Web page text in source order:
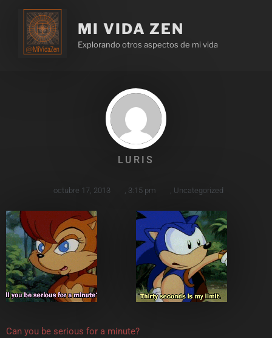
MI VIDA ZEN
Explorando otros aspectos de mi vida
LURIS
octubre 17, 2013 3:15 pm Uncategorized
Can you be serious for a minute?